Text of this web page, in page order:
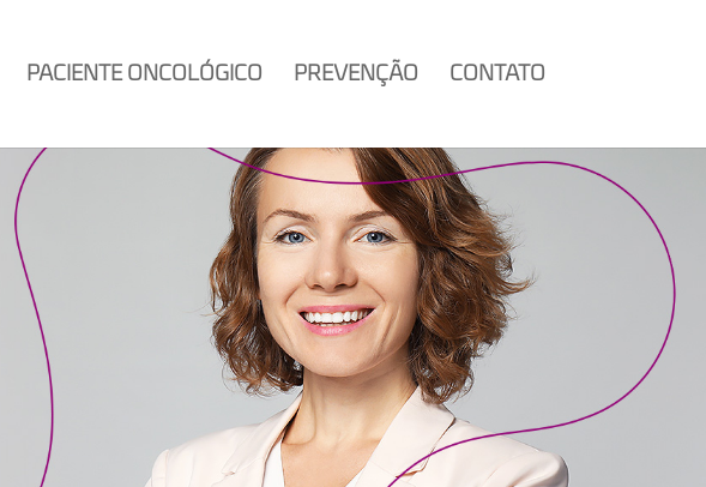
PACIENTE ONCOLÓGICO PREVENÇÃO CONTATO